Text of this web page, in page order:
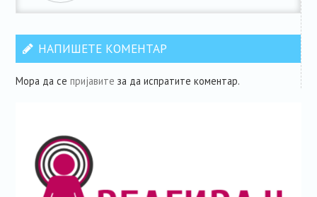
НАПИШЕТЕ КОМЕНТАР
Мора да сепријавите за да испратите коментар.